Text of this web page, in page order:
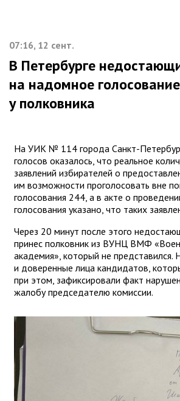
07:16, 12 сент.
В Петербурге
на надомное
у полковника
На УИК № 114 города Санкт-
голосов оказалось, что реальное
заявлений избирателей о
им возможности проголосовать вне
голосования 244, а в акте о
голосования указано, что таких
Через 20 минут после этого
принес полковник из ВУНЦ ВМФ
академия», который не представился.
и доверенные лица кандидатов,
при этом, зафиксировали факт
жалобу председателю комиссии.